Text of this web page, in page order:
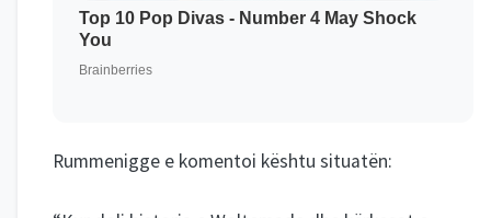
Rummenigge e komentoi kështu situatën: